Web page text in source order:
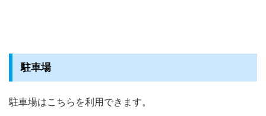
駐車場
駐車場はこちらを利用できます。